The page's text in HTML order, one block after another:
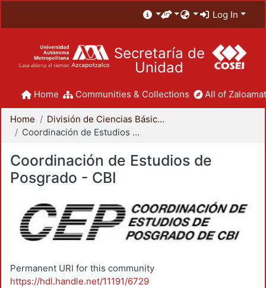
Log In
Secretaría de
Unidad
Home Communities & Collections All of
Home
División de Ciencias Básicas e Ingeniería
Coordinación de Estudios de Posgrado - CBI
Coordinación de Estudios de
Posgrado - CBI
Permanent URI for this community
https://hdl.handle.net/11191/6729